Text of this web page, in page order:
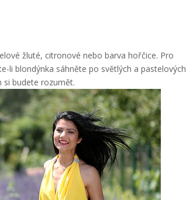
žluté, citronové nebo barva hořčice. Pro
li blondýnka sáhněte po světlých a pastelových
si budete rozumět.